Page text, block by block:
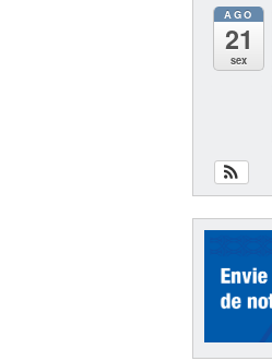
AGO
21
sex